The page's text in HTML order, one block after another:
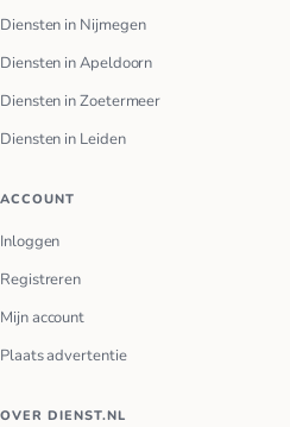
Diensten in Nijmegen
Diensten in Apeldoorn
Diensten in Zoetermeer
Diensten in Leiden
ACCOUNT
Inloggen
Registreren
Mijn account
Plaats advertentie
OVER DIENST.NL